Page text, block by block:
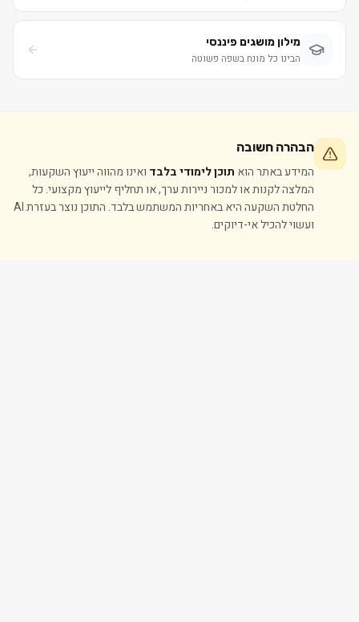
מילון מושגים פיננסי
הבינו כל מונח בשפה פשוטה
הבהרה חשובה
המידע באתר הוא תוכן לימודי בלבד ואינו מהווה ייעוץ השקעות,
המלצה לקנות או למכור ניירות ערך, או תחליף לייעוץ מקצועי. כל
החלטת השקעה היא באחריות המשתמש בלבד. התוכן נוצר בעזרת AI
ועשוי להכיל אי-דיוקים.